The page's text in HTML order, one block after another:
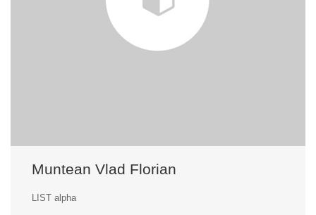
Muntean Vlad Florian
LIST alpha